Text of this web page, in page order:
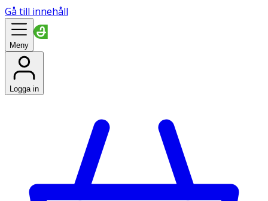
Gå till innehåll
Meny
Logga in